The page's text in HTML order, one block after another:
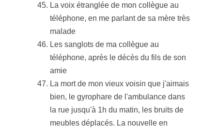
La voix étranglée de mon collègue au
téléphone, en me parlant de sa mère très
malade
Les sanglots de ma collègue au
téléphone, après le décès du fils de son
amie
La mort de mon vieux voisin que j'aimais
bien, le gyrophare de l'ambulance dans
la rue jusqu'à 1h du matin, les bruits de
meubles déplacés. La nouvelle en